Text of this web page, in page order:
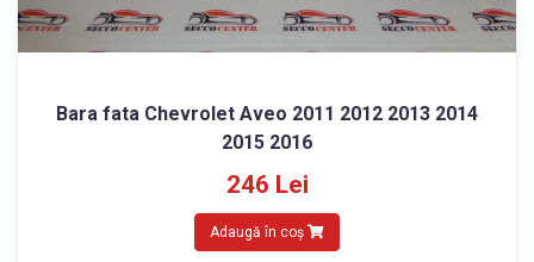
Bara fata Chevrolet Aveo 2011 2012 2013 2014
2015 2016
246 Lei
Adaugă în coș